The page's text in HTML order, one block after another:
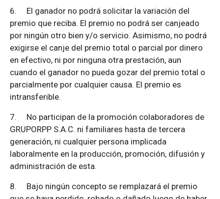
6. El ganador no podrá solicitar la variación del
premio que reciba. El premio no podrá ser canjeado
por ningún otro bien y/o servicio. Asimismo, no podrá
exigirse el canje del premio total o parcial por dinero
en efectivo, ni por ninguna otra prestación, aun
cuando el ganador no pueda gozar del premio total o
parcialmente por cualquier causa. El premio es
intransferible.
7. No participan de la promoción colaboradores de
GRUPORPP S.A.C. ni familiares hasta de tercera
generación, ni cualquier persona implicada
laboralmente en la producción, promoción, difusión y
administración de esta.
8. Bajo ningún concepto se remplazará el premio